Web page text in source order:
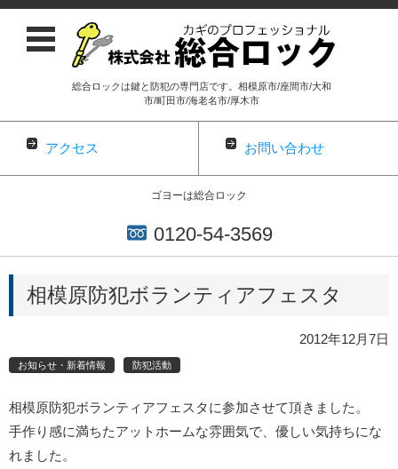
総合ロックは鍵と防犯の専門店です。相模原市/座間市/大和
市/町田市/海老名市/厚木市
アクセス お問い合わせ
ゴヨーは総合ロック
0120-54-3569
コンテンツに移動
相模原防犯ボランティアフェスタ
2012年12月7日
お知らせ・新着情報 防犯活動
相模原防犯ボランティアフェスタに参加させて頂きました。
手作り感に満ちたアットホームな雰囲気で、優しい気持ちにな
れました。